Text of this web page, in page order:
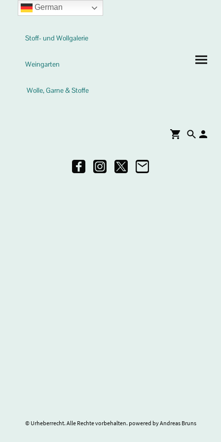
Stoff- und Wollgalerie
Weingarten
Wolle, Garne & Stoffe
© Urheberrecht. Alle Rechte vorbehalten. powered by Andreas Bruns
German